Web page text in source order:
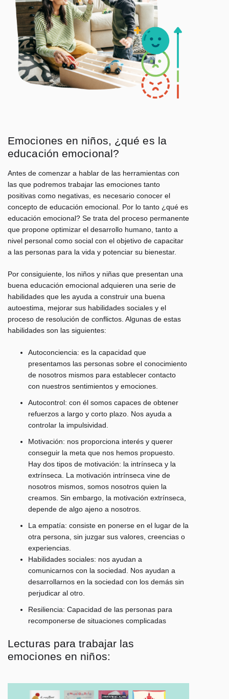
Emociones en niños, ¿qué es la
educación emocional?
Antes de comenzar a hablar de las herramientas con
las que podremos trabajar las emociones tanto
positivas como negativas, es necesario conocer el
concepto de educación emocional. Por lo tanto ¿qué es
educación emocional? Se trata del proceso permanente
que propone optimizar el desarrollo humano, tanto a
nivel personal como social con el objetivo de capacitar
a las personas para la vida y potenciar su bienestar.
Por consiguiente, los niños y niñas que presentan una
buena educación emocional adquieren una serie de
habilidades que les ayuda a construir una buena
autoestima, mejorar sus habilidades sociales y el
proceso de resolución de conflictos. Algunas de estas
habilidades son las siguientes:
Autoconciencia: es la capacidad que
presentamos las personas sobre el conocimiento
de nosotros mismos para establecer contacto
con nuestros sentimientos y emociones.
Autocontrol: con él somos capaces de obtener
refuerzos a largo y corto plazo. Nos ayuda a
controlar la impulsividad.
Motivación: nos proporciona interés y querer
conseguir la meta que nos hemos propuesto.
Hay dos tipos de motivación: la intrínseca y la
extrínseca. La motivación intrínseca vine de
nosotros mismos, somos nosotros quien la
creamos. Sin embargo, la motivación extrínseca,
depende de algo ajeno a nosotros.
La empatía: consiste en ponerse en el lugar de la
otra persona, sin juzgar sus valores, creencias o
experiencias.
Habilidades sociales: nos ayudan a
comunicarnos con la sociedad. Nos ayudan a
desarrollarnos en la sociedad con los demás sin
perjudicar al otro.
Resiliencia: Capacidad de las personas para
recomponerse de situaciones complicadas
Lecturas para trabajar las
emociones en niños: